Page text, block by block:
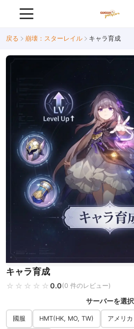
戻る 崩壊：スターレイル キャラ育成
キャラ育成
☆☆☆☆☆
★★★★★ 0.0(0 件のレビュー)
サーバーを選択
國服 HMT(HK, MO, TW) アメリカ